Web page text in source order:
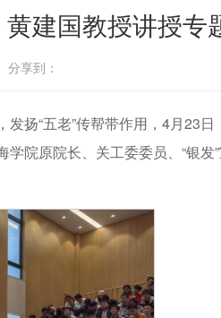
建国教授讲授专
享到：
扬“五老”传帮带作用，4月23
院原院长、关工委委员、“银发